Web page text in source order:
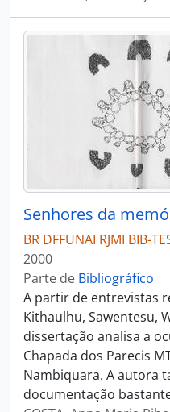
BR DFFUNAI RJMI BIB-
2000
Parte de Bibliográfico
A partir de entrevistas
Kithaulhu, Sawentesu,
dissertação analisa a
Chapada dos Parecis
Nambiquara. A autora
documentação